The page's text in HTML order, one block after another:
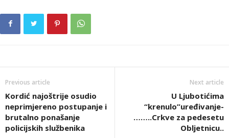
Previous article
Kordić najoštrije osudio
neprimjereno postupanje i
brutalno ponašanje
policijskih službenika
Next article
U Ljubotićima
“krenulo”uređivanje-
……..Crkve za pedesetu
Obljetnicu..